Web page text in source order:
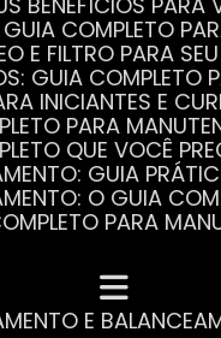
COMPLETO
E FILTRO PARA
GUIA COMPLETO
INICIANTES E
PARA
QUE VOCÊ
GUIA
O GUIA
PARA
TUDO
PARA O
O QUE
ÓLEO PARA A
E